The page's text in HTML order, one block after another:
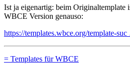
Ist ja eigenartig: beim Originaltemplate
WBCE Version genauso:
https://templates.wbce.org/template-
= Templates für WBCE